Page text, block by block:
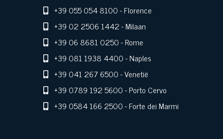
+39 055 054 8100- Florence
+39 02 2506 1442- Milaan
+39 06 8681 0250- Rome
+39 081 1938 4400- Naples
+39 041 267 6500- Venetië
+39 0789 192 5600- Porto Cervo
+39 0584 166 2500- Forte dei Marmi